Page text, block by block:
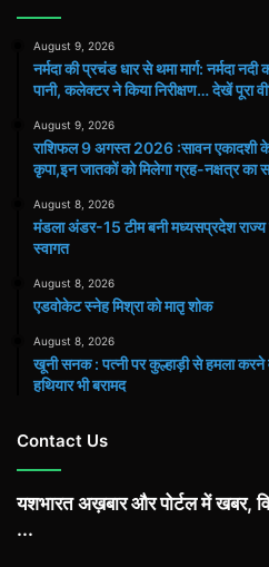
August 9, 2026
नर्मदा की प्रचंड धार से थमा मार्ग: नर्मदा
पानी, कलेक्टर ने किया निरीक्षण… देखें पूरा
August 9, 2026
राशिफल 9 अगस्त 2026 :सावन एकादशी के
कृपा,इन जातकों को मिलेगा ग्रह-नक्षत्र का
August 8, 2026
मंडला अंडर-15 टीम बनी मध्यसप्रदेश
स्वागत
August 8, 2026
एडवोकेट स्नेह मिश्रा को मातृ शोक
August 8, 2026
खूनी सनक : पत्नी पर कुल्हाड़ी से हमला करने
हथियार भी बरामद
Contact Us
यशभारत अख़बार और पोर्टल में खबर,
...